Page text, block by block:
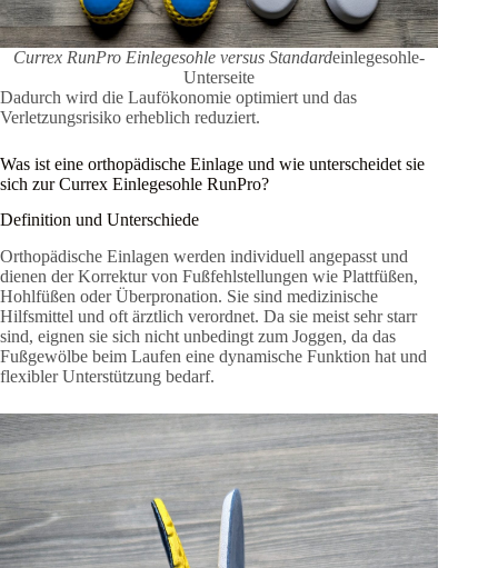
Currex RunPro Einlegesohle versus Standardeinlegesohle-
Unterseite
Dadurch wird die Laufökonomie optimiert und das
Verletzungsrisiko erheblich reduziert.
Was ist eine orthopädische Einlage und wie unterscheidet sie
sich zur Currex Einlegesohle RunPro?
Definition und Unterschiede
Orthopädische Einlagen werden individuell angepasst und
dienen der Korrektur von Fußfehlstellungen wie Plattfüßen,
Hohlfüßen oder Überpronation. Sie sind medizinische
Hilfsmittel und oft ärztlich verordnet. Da sie meist sehr starr
sind, eignen sie sich nicht unbedingt zum Joggen, da das
Fußgewölbe beim Laufen eine dynamische Funktion hat und
flexibler Unterstützung bedarf.